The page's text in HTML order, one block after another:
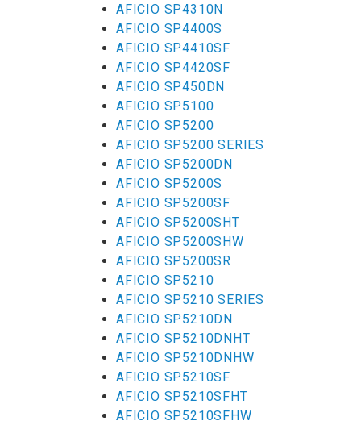
AFICIO SP4310N
AFICIO SP4400S
AFICIO SP4410SF
AFICIO SP4420SF
AFICIO SP450DN
AFICIO SP5100
AFICIO SP5200
AFICIO SP5200 SERIES
AFICIO SP5200DN
AFICIO SP5200S
AFICIO SP5200SF
AFICIO SP5200SHT
AFICIO SP5200SHW
AFICIO SP5200SR
AFICIO SP5210
AFICIO SP5210 SERIES
AFICIO SP5210DN
AFICIO SP5210DNHT
AFICIO SP5210DNHW
AFICIO SP5210SF
AFICIO SP5210SFHT
AFICIO SP5210SFHW